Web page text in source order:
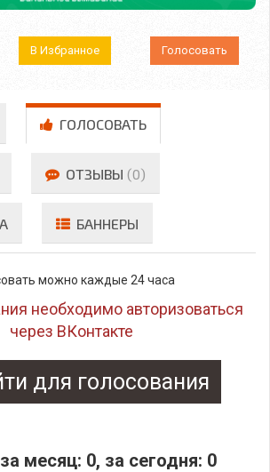
В Избранное Голосовать
ГОЛОСОВАТЬ
ОТЗЫВЫ (0)
БАННЕРЫ
можно каждые 24 часа
необходимо авторизоваться
через ВКонтакте
для голосования
месяц: 0, за сегодня: 0